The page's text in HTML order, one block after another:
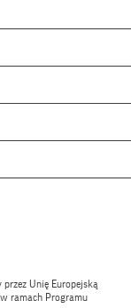
Unię Europejską
ramach Programu